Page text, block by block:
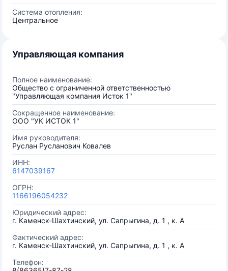
Система отопления:
Центральное
Управляющая компания
Полное наименование:
Общество с ограниченной ответственностью
"Управляющая компания Исток 1"
Сокращенное наименование:
ООО "УК ИСТОК 1"
Имя руководителя:
Руслан Русланович Ковалев
ИНН:
6147039167
ОГРН:
1166196054232
Юридический адрес:
г. Каменск-Шахтинский, ул. Сапрыгина, д. 1 , к. А
Фактический адрес:
г. Каменск-Шахтинский, ул. Сапрыгина, д. 1 , к. А
Телефон: